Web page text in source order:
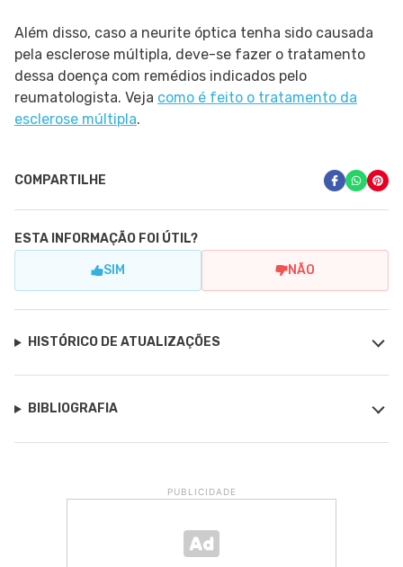
Além disso, caso a neurite óptica tenha sido causada
pela esclerose múltipla, deve-se fazer o tratamento
dessa doença com remédios indicados pelo
reumatologista. Veja como é feito o tratamento da
esclerose múltipla.
COMPARTILHE
ESTA INFORMAÇÃO FOI ÚTIL?
SIM NÃO
HISTÓRICO DE ATUALIZAÇÕES
BIBLIOGRAFIA
PUBLICIDADE